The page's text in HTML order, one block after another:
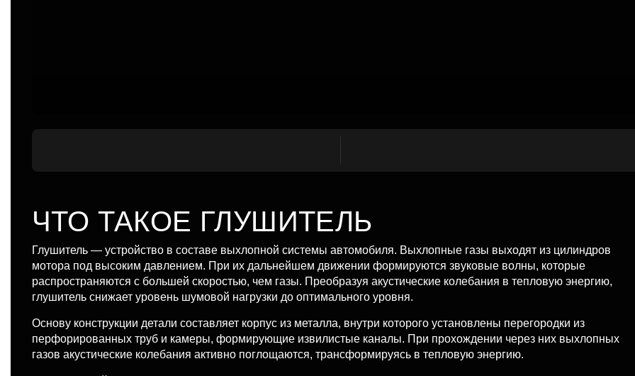
ЧТО ТАКОЕ ГЛУШИТЕЛЬ
Глушитель — устройство в составе выхлопной системы автомобиля. Выхлопные газы выходят из цилиндров
мотора под высоким давлением. При их дальнейшем движении формируются звуковые волны, которые
распространяются с большей скоростью, чем газы. Преобразуя акустические колебания в тепловую энергию,
глушитель снижает уровень шумовой нагрузки до оптимального уровня.
Основу конструкции детали составляет корпус из металла, внутри которого установлены перегородки из
перфорированных труб и камеры, формирующие извилистые каналы. При прохождении через них выхлопных
газов акустические колебания активно поглощаются, трансформируясь в тепловую энергию.